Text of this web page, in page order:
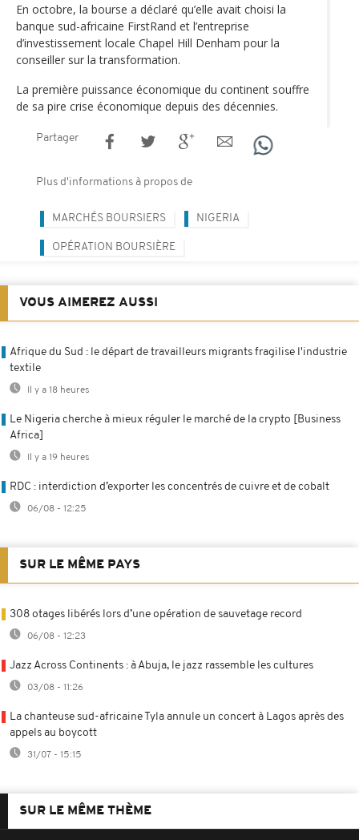
En octobre, la bourse a déclaré qu’elle avait choisi la
banque sud-africaine FirstRand et l’entreprise
d’investissement locale Chapel Hill Denham pour la
conseiller sur la transformation.
La première puissance économique du continent souffre
de sa pire crise économique depuis des décennies.
Partager
Plus d'informations à propos de
MARCHÉS BOURSIERS NIGERIA
OPÉRATION BOURSIÈRE
VOUS AIMEREZ AUSSI
Afrique du Sud : le départ de travailleurs migrants fragilise l'industrie
textile
Il y a 18 heures
Le Nigeria cherche à mieux réguler le marché de la crypto [Business
Africa]
Il y a 19 heures
RDC : interdiction d’exporter les concentrés de cuivre et de cobalt
06/08 - 12:25
SUR LE MÊME PAYS
308 otages libérés lors d’une opération de sauvetage record
06/08 - 12:23
Jazz Across Continents : à Abuja, le jazz rassemble les cultures
03/08 - 11:26
La chanteuse sud-africaine Tyla annule un concert à Lagos après des
appels au boycott
31/07 - 15:15
SUR LE MÊME THÈME